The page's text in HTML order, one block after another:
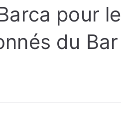
pour le
du Bar